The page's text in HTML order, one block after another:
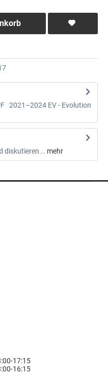
2021–2024 EV - Evolution
diskutieren... mehr
17:15
16:15